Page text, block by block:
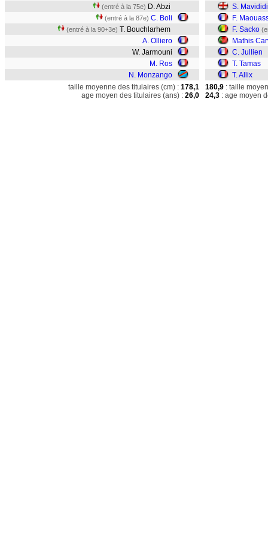
(entré à la 75e) D. Abzi
(entré à la 87e) C. Boli
(entré à la 90+3e) T. Bouchlarhem
A. Olliero
W. Jarmouni
M. Ros
N. Monzango
S. Mavididi
F.
F. Sacko
Mathis
C. Jullien
T. Tamas
T. Allix
taille moyenne des titulaires (cm) : 178,1
age moyen des titulaires (ans) : 26,0
180,9 : taille
24,3 : age moyen